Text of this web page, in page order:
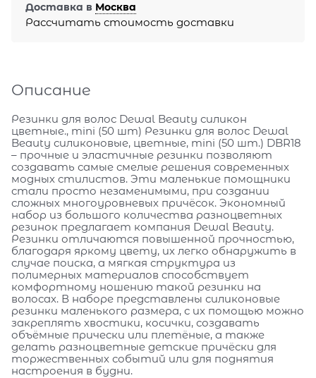
Доставка в Москва
Рассчитать стоимость доставки
Описание
Резинки для волос Dewal Beauty силикон
цветные., mini (50 шт) Резинки для волос Dewal
Beauty силиконовые, цветные, mini (50 шт.) DBR18
– прочные и эластичные резинки позволяют
создавать самые смелые решения современных
модных стилистов. Эти маленькие помощники
стали просто незаменимыми, при создании
сложных многоуровневых причёсок. Экономный
набор из большого количества разноцветных
резинок предлагает компания Dewal Beauty.
Резинки отличаются повышенной прочностью,
благодаря яркому цвету, их легко обнаружить в
случае поиска, а мягкая структура из
полимерных материалов способствует
комфортному ношению такой резинки на
волосах. В наборе представлены силиконовые
резинки маленького размера, с их помощью можно
закреплять хвостики, косички, создавать
объёмные прически или плетёные, а также
делать разноцветные детские причёски для
торжественных событий или для поднятия
настроения в будни.